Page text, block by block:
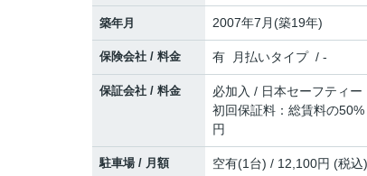
築年月 2007年7月(築19年)
保険会社 / 料金 有 月払いタイプ / -
保証会社 / 料金
必加入 / 日本セーフティー
初回保証料：総賃料の
円
駐車場 / 月額 空有(1台) / 12,100円 (税込)